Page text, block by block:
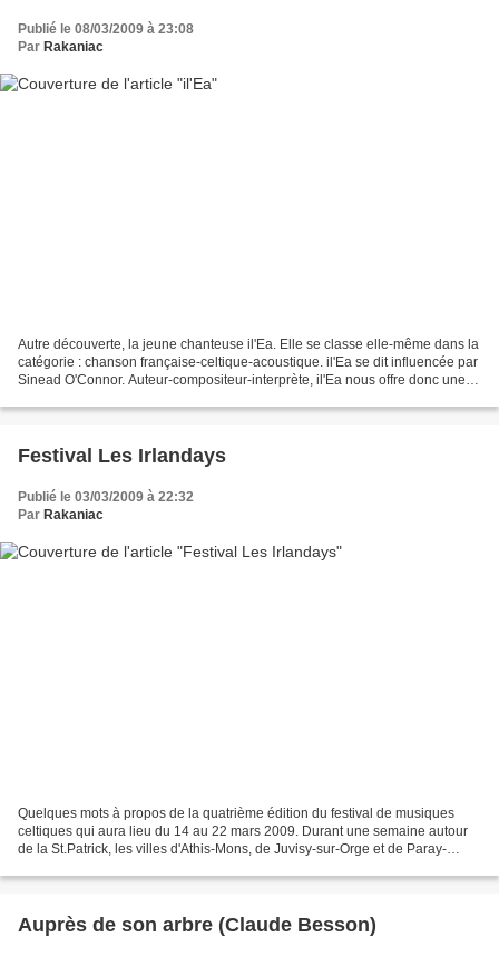
Publié le 08/03/2009 à 23:08
Par Rakaniac
Autre découverte, la jeune chanteuse il'Ea. Elle se classe elle-même dans la
catégorie : chanson française-celtique-acoustique. il'Ea se dit influencée par
Sinead O'Connor. Auteur-compositeur-interprète, il'Ea nous offre donc une
Festival Les Irlandays
Publié le 03/03/2009 à 22:32
Par Rakaniac
Quelques mots à propos de la quatrième édition du festival de musiques
celtiques qui aura lieu du 14 au 22 mars 2009. Durant une semaine autour
de la St.Patrick, les villes d'Athis-Mons, de Juvisy-sur-Orge et de Paray-
Auprès de son arbre (Claude Besson)